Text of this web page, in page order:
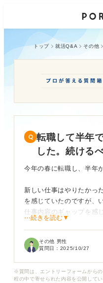
トップ 就活Q&A その他
転職して半年
した。続ける
今年の春に転職し、半年
新しい仕事はやりたかっ
を感じていたのですが、
仕事内容のギャップを感
です。
まだ半年しか経っていな
のか、それとも見切りを
⋯続きを読む▼
その他 男性
質問日： 2025/10/27
※質問は、エントリーフォームから
程の中で寄せられた内容を公開して